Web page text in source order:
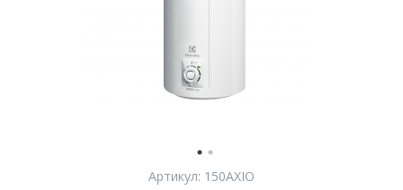
Артикул: 150AXIO